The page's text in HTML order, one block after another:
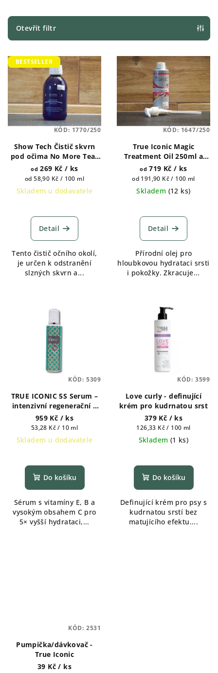
r
o
d
u
k
t
ů
Otevřít filtr
V
ý
p
s
p
BESTSELLER
Show Tech Čistič skvrn
pod očima No More Tear
Stains 250 ml, 1l
od 269 Kč/ ks
Měrná
cena:
od 58,90 Kč / 100 ml
Skladem u dodavatele
hodnocení
produktu
z
5
hvězdiček.
Detail
Tento čistič očního okolí,
je určen k odstranění
slzných skvrn a...
KÓD: 1770/250
True Iconic Magic
Treatment Oil 250ml a
1000ml
od 719 Kč/ ks
Měrná
cena:
od 191,90 Kč / 100 ml
Skladem (12 ks)
Detail
Přírodní olej pro
hloubkovou hydrataci srsti
i pokožky. Zkracuje...
KÓD: 1647/250
TRUE ICONIC 5S Serum –
intenzivní regenerační a
vyživující sérum 180ml
959 Kč / ks
Měrná
cena:
53,28 Kč / 10 ml
Skladem u dodavatele
Do košíku
Sérum s vitamíny E, B a
vysokým obsahem C pro
5× vyšší hydrataci,...
KÓD: 5309
Love curly - definující
krém pro kudrnatou srst
379 Kč / ks
Měrná
cena:
126,33 Kč / 100 ml
Skladem (1 ks)
Do košíku
Definující krém pro psy s
kudrnatou srstí bez
matujícího efektu....
KÓD: 3599
Pumpička/dávkovač -
True Iconic
39 Kč/ ks
KÓD: 2531